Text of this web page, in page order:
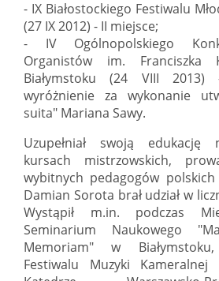
- IX Białostockiego Festiwalu
(27 IX 2012) - II miejsce;
- IV Ogólnopolskiego
Organistów im. Franciszka
Białymstoku (24 VIII
wyróżnienie za wykonanie
suita" Mariana Sawy.
Uzupełniał swoją edukację
kursach mistrzowskich,
wybitnych pedagogów polskich
Damian Sorota brał udział w
Wystąpił m.in. podczas
Seminarium Naukowego
Memoriam" w
Festiwalu Muzyki